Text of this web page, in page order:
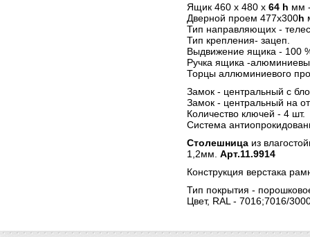
Ящик 460 х 480 х 64 h мм
Дверной проем 477х300h
Тип направляющих -
Тип крепления- зацеп.
Выдвижение ящика - 100
Ручка ящика -
Торцы аллюминиевого
Замок - центральный с
Замок - центральный на
Количество ключей - 4 шт.
Система
Столешница из
1,2мм. Арт.11.9914
Конструкция верстака
Тип покрытия -
Цвет, RAL - 7016;7016/